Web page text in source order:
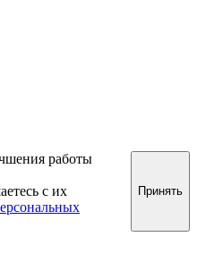
работы
с их
Принять